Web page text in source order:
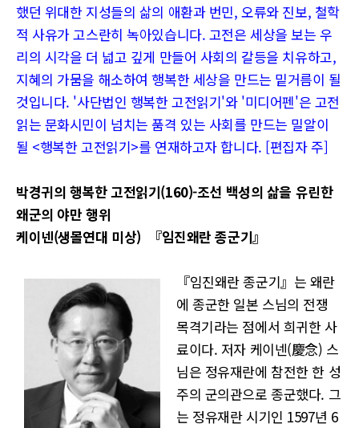
했던 위대한 지성들의 삶의 애환과 번민, 오류와 진보, 철학
적 사유가 고스란히 녹아있습니다. 고전은 세상을 보는 우
리의 시각을 더 넓고 깊게 만들어 사회의 갈등을 치유하고,
지혜의 가뭄을 해소하여 행복한 세상을 만드는 밑거름이 될
것입니다. '사단법인 행복한 고전읽기'와 '미디어펜'은 고전
읽는 문화시민이 넘치는 품격 있는 사회를 만드는 밀알이
될 <행복한 고전읽기>를 연재하고자 합니다. [편집자 주]
박경귀의 행복한 고전읽기(160)-조선 백성의 삶을 유린한
왜군의 야만 행위
케이넨(생몰연대 미상) 『임진왜란 종군기』
『임진왜란 종군기』는 왜란
에 종군한 일본 스님의 전쟁
목격기라는 점에서 희귀한 사
료이다. 저자 케이넨(慶念) 스
님은 정유재란에 참전한 한 성
주의 군의관으로 종군했다. 그
는 정유재란 시기인 1597년 6